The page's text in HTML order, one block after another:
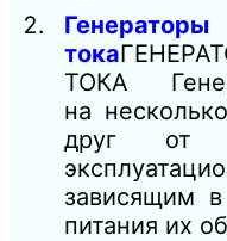
тока
ТОКА
на
друг от
зависящим
питания их